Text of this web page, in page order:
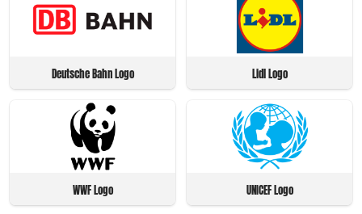
Deutsche Bahn Logo Lidl Logo
WWF Logo UNICEF Logo